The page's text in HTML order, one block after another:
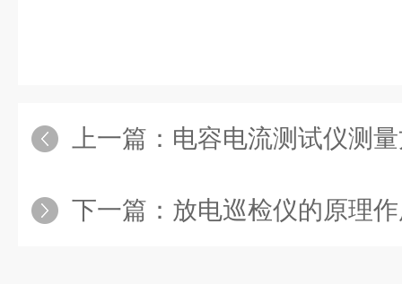
上一篇： 电容电流测试仪测
下一篇： 放电巡检仪的原理